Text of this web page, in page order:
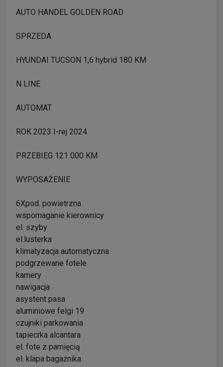
AUTO HANDEL GOLDEN ROAD
SPRZEDA
HYUNDAI TUCSON 1,6 hybrid 180 KM
N LINE
AUTOMAT
ROK 2023 I-rej 2024
PRZEBIEG 121 000 KM
WYPOSAŻENIE
6Xpod. powietrzna
wspomaganie kierownicy
el. szyby
el.lusterka
klimatyzacja automatyczna
podgrzewane fotele
kamery
nawigacja
asystent pasa
aluminiowe felgi 19
czujniki parkowania
tapiecrka alcantara
el. fote z pamięcią
el. klapa bagażnika